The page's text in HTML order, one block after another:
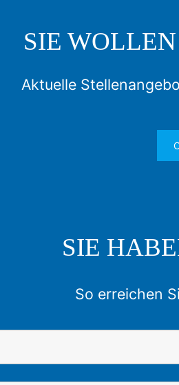
SIE
Aktuelle
SIE
So erreichen